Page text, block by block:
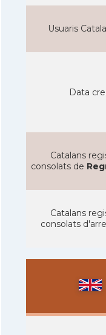
Usuaris
Data
Catalans
consolats de
Catalans
consolats